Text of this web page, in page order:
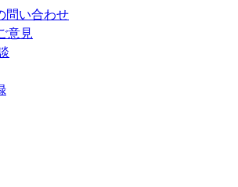
問い合わせ
意見